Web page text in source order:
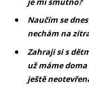
Naučím se
nechám na
Zahraji si s
už máme
ještě